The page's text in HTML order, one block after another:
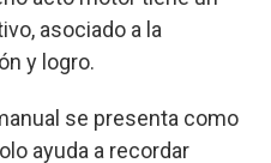
asociado a la
y logro.
se presenta como
ayuda a recordar